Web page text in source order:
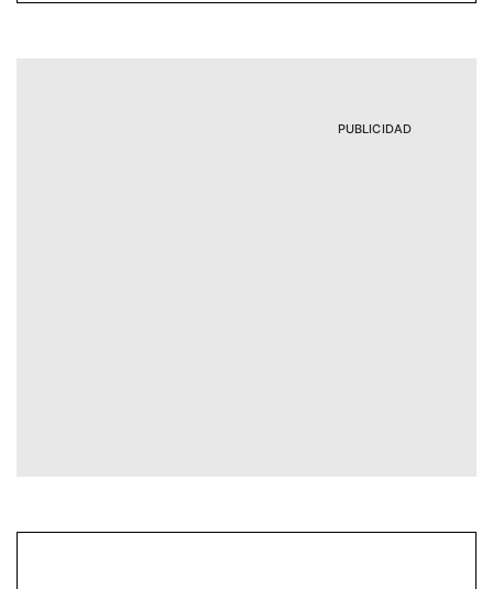
PUBLICIDAD